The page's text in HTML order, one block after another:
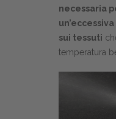
necessaria
sui tessuti
temperatura